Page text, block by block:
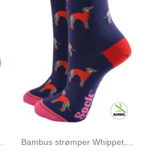
Bambus strømper Whippet,...